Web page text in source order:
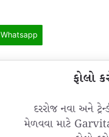
Whatsapp
ફોલો
દરરોજ નવા અને
મેળવવા માટે